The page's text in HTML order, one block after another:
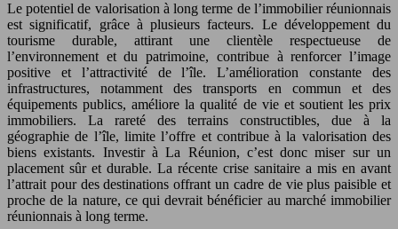
Le potentiel de valorisation à long terme de l’immobilier réunionnais
est significatif, grâce à plusieurs facteurs. Le développement du
tourisme durable, attirant une clientèle respectueuse de
l’environnement et du patrimoine, contribue à renforcer l’image
positive et l’attractivité de l’île. L’amélioration constante des
infrastructures, notamment des transports en commun et des
équipements publics, améliore la qualité de vie et soutient les prix
immobiliers. La rareté des terrains constructibles, due à la
géographie de l’île, limite l’offre et contribue à la valorisation des
biens existants. Investir à La Réunion, c’est donc miser sur un
placement sûr et durable. La récente crise sanitaire a mis en avant
l’attrait pour des destinations offrant un cadre de vie plus paisible et
proche de la nature, ce qui devrait bénéficier au marché immobilier
réunionnais à long terme.